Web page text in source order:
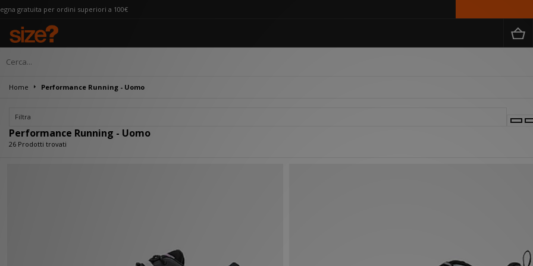
a 100€
Home Performance Running - Uomo
Filtra
Performance Running - Uomo
26 Prodotti trovati